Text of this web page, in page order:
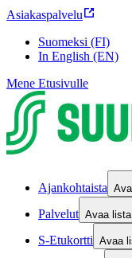
Asiakaspalvelu
Suomeksi (FI)
In English (EN)
Mene Etusivulle
Ajankohtaista
Palvelut Avaa
S-Etukortti Avaa